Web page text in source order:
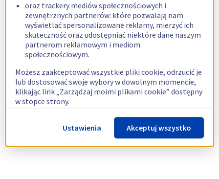
oraz trackery mediów społecznościowych i
zewnętrznych partnerów: które pozwalają nam
wyświetlać spersonalizowane reklamy, mierzyć ich
skuteczność oraz udostępniać niektóre dane naszym
partnerom reklamowym i mediom
społecznościowym.
Możesz zaakceptować wszystkie pliki cookie, odrzucić je
lub dostosować swoje wybory w dowolnym momencie,
klikając link „Zarządzaj moimi plikami cookie” dostępny
w stopce strony.
Więcej informacji znajdziesz w naszejpolityce
dotyczącej wykorzystywania plików cookie.
Ustawienia Akceptuj wszystko